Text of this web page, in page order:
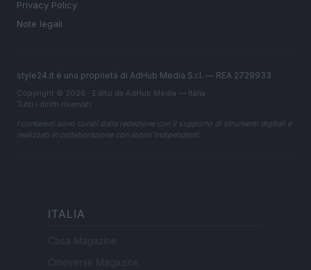
Privacy Policy
Note legali
style24.it è una proprietà di AdHub Media S.r.l. — REA 2729933
Copyright © 2026 · Edito da AdHub Media — Italia
Tutti i diritti riservati
I contenuti sono curati dalla redazione con il supporto di strumenti digitali e
realizzati in collaborazione con autori indipendenti.
ITALIA
Casa Magazine
Cineverse Magazine